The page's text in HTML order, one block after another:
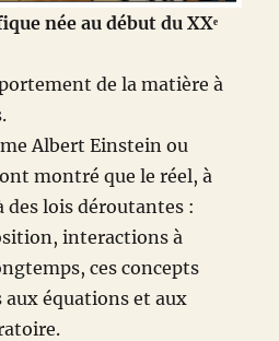
née au début du XXᵉ
de la matière à
Albert Einstein ou
montré que le réel, à
des lois déroutantes :
interactions à
ces concepts
équations et aux